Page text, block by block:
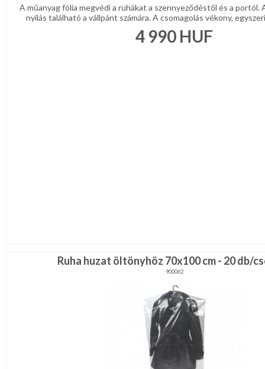
A műanyag fólia megvédi a ruhákat a szennyeződéstől és a portól.
nyílás található a vállpánt számára. A csomagolás vékony,
4 990 HUF
Ruha huzat öltönyhöz 70x100 cm - 20 db/
900062